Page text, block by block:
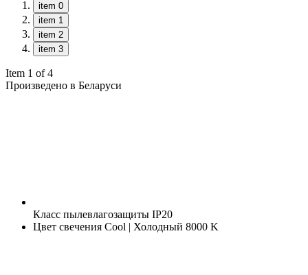
item 0
item 1
item 2
item 3
Item 1 of 4
Произведено в Беларуси
Класс пылевлагозащиты IP20
Цвет свечения Cool | Холодный 8000 K